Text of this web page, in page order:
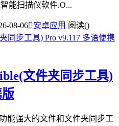
能扫描仪软件.O...
08-06安卓应用 阅读()
文件夹同步工具)
能强大的文件和文件夹同步工